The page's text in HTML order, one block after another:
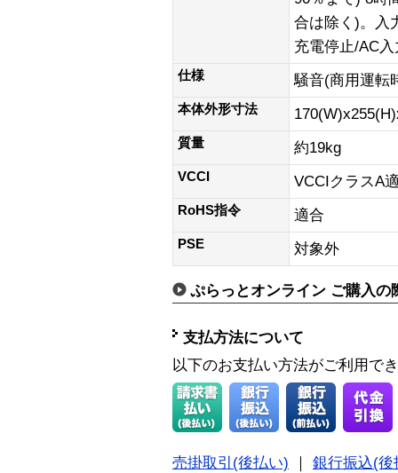
合は除く)。入
充電停止/AC
仕様 騒音(商用運転
本体外形寸法
質量 約19kg
VCCI VCCIクラスA
RoHS指令 適合
PSE 対象外
ぷらっとオンライン ご購入の
支払方法について
以下のお支払い方法がご利用で
売掛取引(後払い)
銀行振込(後